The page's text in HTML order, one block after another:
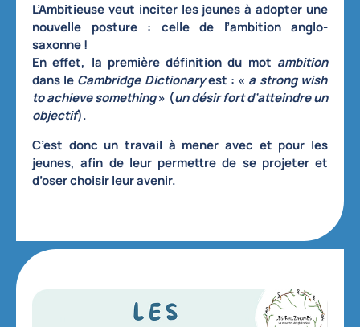
L’Ambitieuse veut inciter les jeunes à adopter une
nouvelle posture : celle de l’ambition anglo-
saxonne!
En effet, la première définition du mot ambition
dans le Cambridge Dictionaryest : « a strong wish
to achieve something» (un désir fort d’atteindre un
objectif).
C’est donc un travail à mener avec et pour les
jeunes, afin de leur permettre de se projeter et
d’oser choisir leur avenir.